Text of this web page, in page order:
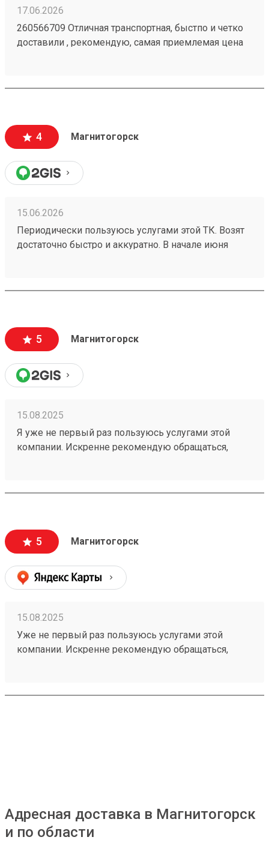
17.06.2026
260566709 Отличная транспортная, быстпо и четко
доставили , рекомендую, самая приемлемая цена
4 Магнитогорск
15.06.2026
Периодически пользуюсь услугами этой ТК. Возят
достаточно быстро и аккуратно. В начале июня
отправитель маркером указал это. Коробка пришла
воскресенье выходной , а в будни дни до 18:00.
Есть люди которые тоже работают по пятидневке
Сделайте выходные воскресенье-понедельник. В
субботу многим будет очень удобно забирать
5 Магнитогорск
15.08.2025
Я уже не первый раз пользуюсь услугами этой
компании. Искренне рекомендую обращаться,
очень быстро, всё внутри коробок целое, коробки
плюс. И очень удобна функция забора с адреса и
разгрузочные работы, я очень довольна сервисом.
спасибо! Буду обращаться ещё, однозначно
5 Магнитогорск
15.08.2025
Уже не первый раз пользуюсь услугами этой
компании. Искренне рекомендую обращаться,
очень быстро, всё внутри коробок целое, коробки
Адресная доставка в Магнитогорск
и по области